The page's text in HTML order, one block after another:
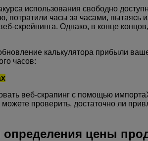
использования свободно
потратили часы за часами,
скрейпинга. Однако, в конце
калькулятора прибыли
часов:
веб-скрапинг с помощью
проверить, достаточно ли
цены